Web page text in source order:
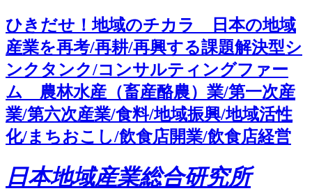
ひきだせ！地域のチカラ 日本の地域
産業を再考/再耕/再興する課題解決型シ
ンクタンク/コンサルティングファー
ム 農林水産（畜産酪農）業/第一次産
業/第六次産業/食料/地域振興/地域活性
化/まちおこし/飲食店開業/飲食店経営
日本地域産業総合研究所